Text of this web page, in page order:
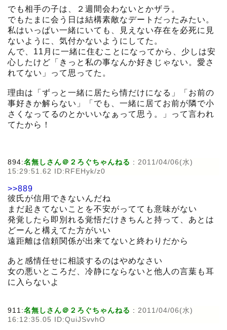
でも相手の子は、２週間会わないとかザラ。
でもたまに会う日は結構素敵なデートだったみたい。
私はいっぱい一緒にいても、見えない存在を必死に見
ないように、気付かないようにしてた。
んで、11月に一緒に住むことになってから、少しは安
心したけど「きっと私の事なんか好きじゃない。愛さ
れてない」って思ってた。
理由は「ずっと一緒に居たら情だけになる」「お前の
事好きか解らない」「でも、一緒に居てお前が隣で小
さくなってるのとかいいなぁって思う。」って言われ
てたから！
894:名無しさん＠２ろぐちゃんねる : 2011/04/06(水)
15:29:51.62 ID:RFEHyk/z0
>>889
彼氏が信用できないんだね
まだ起きてないことを不安がってても意味がない
発覚したら即別れる覚悟だけきちんと持って、あとは
どーんと構えてた方がいい
遠距離は信頼関係が出来てないと終わりだから
あと感情任せに相談するのはやめなさい
女の悪いところだ、冷静にならないと他人の言葉も耳
に入らないよ
911:名無しさん＠２ろぐちゃんねる : 2011/04/06(水)
16:12:35.05 ID:QuiJSvvhO